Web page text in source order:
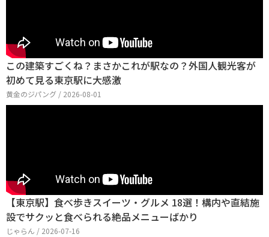
この建築すごくね？まさかこれが駅なの？外国人観光客が
初めて見る東京駅に大感激
黄金のジパング / 2026-08-01
【東京駅】食べ歩きスイーツ・グルメ 18選！構内や直結施
設でサクッと食べられる絶品メニューばかり
じゃらん / 2026-07-16